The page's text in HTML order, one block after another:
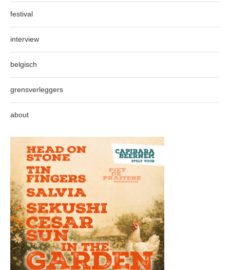
festival
interview
belgisch
grensverleggers
about